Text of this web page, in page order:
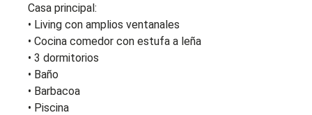
Casa principal:
• Living con amplios ventanales
• Cocina comedor con estufa a leña
• 3 dormitorios
• Baño
• Barbacoa
• Piscina